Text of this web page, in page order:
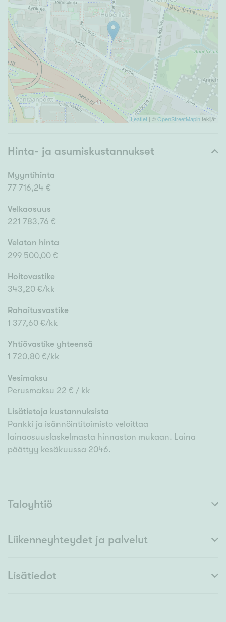
Leaflet | ©OpenStreetMapintekijät
Hinta- ja asumiskustannukset
Myyntihinta
77 716,24 €
Velkaosuus
221 783,76 €
Velaton hinta
299 500,00 €
Hoitovastike
343,20 €/kk
Rahoitusvastike
1 377,60 €/kk
Yhtiövastike yhteensä
1 720,80 €/kk
Vesimaksu
Perusmaksu 22 € / kk
Lisätietoja kustannuksista
Pankki ja isännöintitoimisto veloittaa
lainaosuuslaskelmasta hinnaston mukaan. Laina
päättyy kesäkuussa 2046.
Taloyhtiö
Liikenneyhteydet ja palvelut
Lisätiedot